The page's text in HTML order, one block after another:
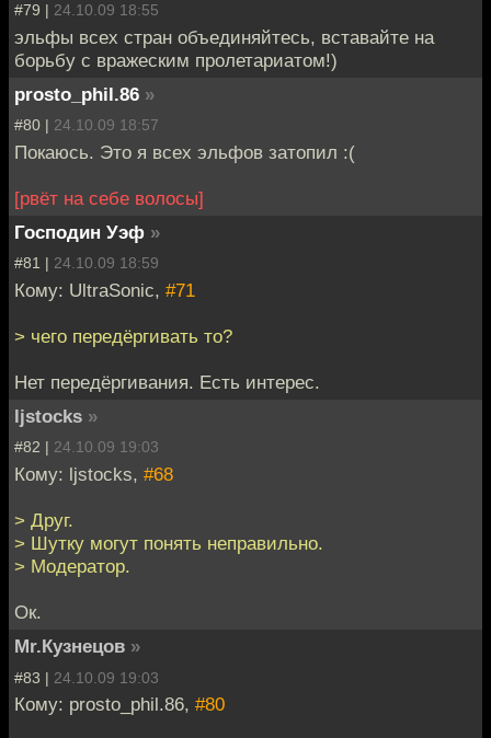
#79 | 24.10.09 18:55
эльфы всех стран объединяйтесь, вставайте на
борьбу с вражеским пролетариатом!)
prosto_phil.86 »
#80 | 24.10.09 18:57
Покаюсь. Это я всех эльфов затопил :(
[рвёт на себе волосы]
Господин Уэф »
#81 | 24.10.09 18:59
Кому: UltraSonic, #71
> чего передёргивать то?
Нет передёргивания. Есть интерес.
ljstocks »
#82 | 24.10.09 19:03
Кому: ljstocks, #68
> Друг.
> Шутку могут понять неправильно.
> Модератор.
Ок.
Mr.Кузнецов »
#83 | 24.10.09 19:03
Кому: prosto_phil.86, #80